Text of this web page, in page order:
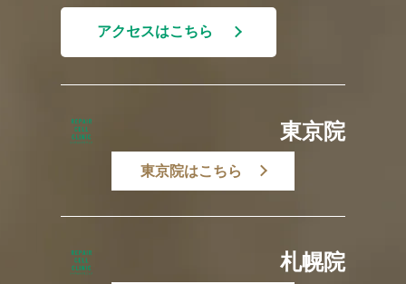
アクセスはこちら
東京院
東京院はこちら
札幌院